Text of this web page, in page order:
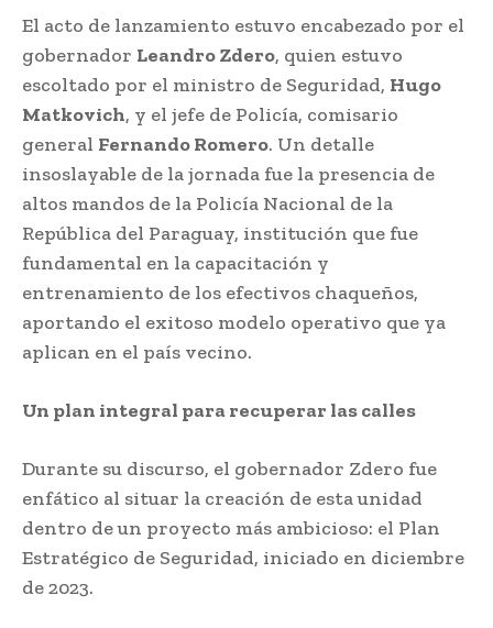
El acto de lanzamiento estuvo encabezado por el
gobernador Leandro Zdero, quien estuvo
escoltado por el ministro de Seguridad, Hugo
Matkovich, y el jefe de Policía, comisario
general Fernando Romero. Un detalle
insoslayable de la jornada fue la presencia de
altos mandos de la Policía Nacional de la
República del Paraguay, institución que fue
fundamental en la capacitación y
entrenamiento de los efectivos chaqueños,
aportando el exitoso modelo operativo que ya
aplican en el país vecino.
Un plan integral para recuperar las calles
Durante su discurso, el gobernador Zdero fue
enfático al situar la creación de esta unidad
dentro de un proyecto más ambicioso: el Plan
Estratégico de Seguridad, iniciado en diciembre
de 2023.